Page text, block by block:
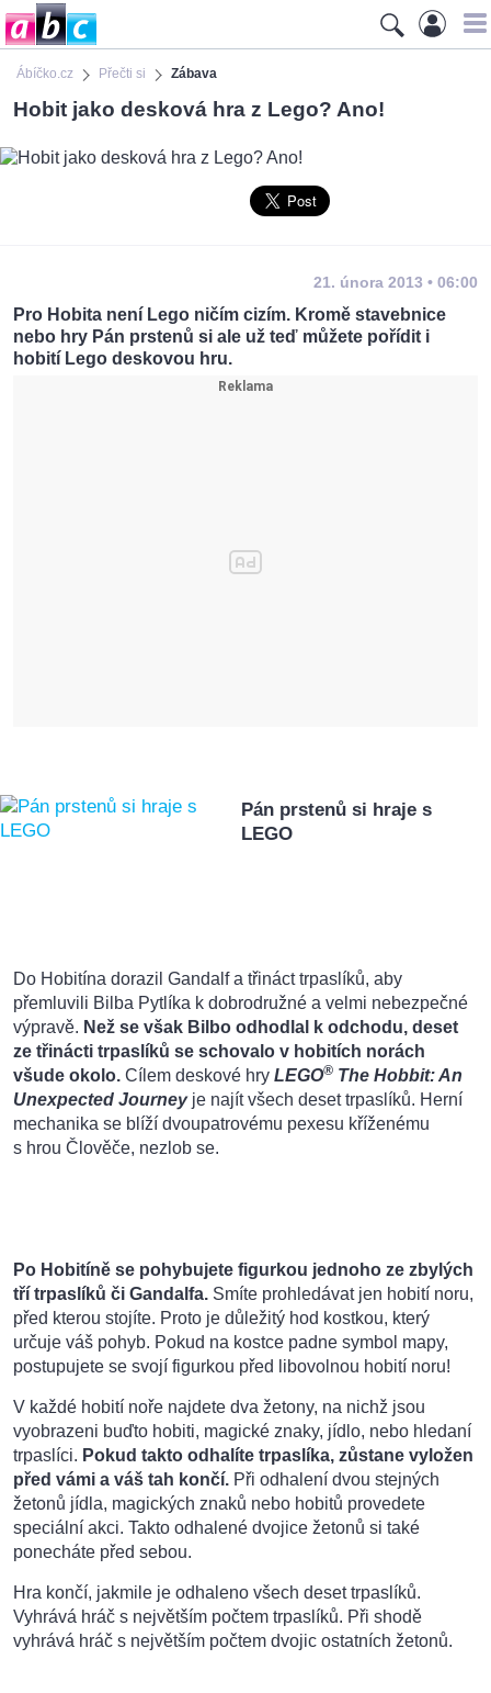
Ábíčko.cz Přečti si Zábava
Hobit jako desková hra z Lego? Ano!
21. února 2013 • 06:00
Pro Hobita není Lego ničím cizím. Kromě stavebnice
nebo hry Pán prstenů si ale už teď můžete pořídit i
hobití Lego deskovou hru.
Pán prstenů si hraje s
LEGO
Do Hobitína dorazil Gandalf a třináct trpaslíků, aby
přemluvili Bilba Pytlíka k dobrodružné a velmi nebezpečné
výpravě. Než se však Bilbo odhodlal k odchodu, deset
ze třinácti trpaslíků se schovalo v hobitích norách
všude okolo. Cílem deskové hry LEGO® The Hobbit: An
Unexpected Journey je najít všech deset trpaslíků. Herní
mechanika se blíží dvoupatrovému pexesu kříženému
s hrou Člověče, nezlob se.
Po Hobitíně se pohybujete figurkou jednoho ze zbylých
tří trpaslíků či Gandalfa. Smíte prohledávat jen hobití noru,
před kterou stojíte. Proto je důležitý hod kostkou, který
určuje váš pohyb. Pokud na kostce padne symbol mapy,
postupujete se svojí figurkou před libovolnou hobití noru!
V každé hobití noře najdete dva žetony, na nichž jsou
vyobrazeni buďto hobiti, magické znaky, jídlo, nebo hledaní
trpaslíci. Pokud takto odhalíte trpaslíka, zůstane vyložen
před vámi a váš tah končí. Při odhalení dvou stejných
žetonů jídla, magických znaků nebo hobitů provedete
speciální akci. Takto odhalené dvojice žetonů si také
ponecháte před sebou.
Hra končí, jakmile je odhaleno všech deset trpaslíků.
Vyhrává hráč s největším počtem trpaslíků. Při shodě
vyhrává hráč s největším počtem dvojic ostatních žetonů.